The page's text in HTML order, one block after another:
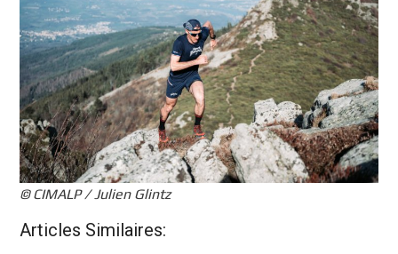
© CIMALP / Julien Glintz
Articles Similaires: